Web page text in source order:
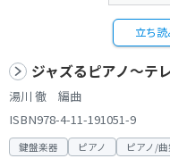
立ち
ジャズるピアノ～テ
湯川 徹 編曲
ISBN978-4-11-191051-9
鍵盤楽器 ピアノ ピアノ/曲